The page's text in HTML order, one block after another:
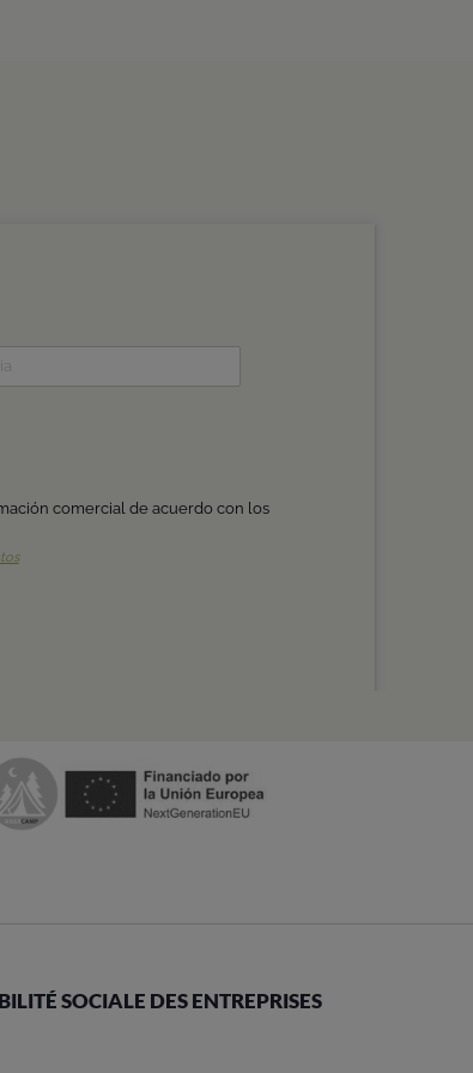
SOCIALE DES ENTREPRISES